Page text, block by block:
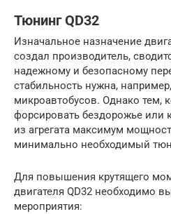
Тюнинг QD32
Изначальное назначение
создал производитель,
надежному и безопасному
стабильность нужна,
микроавтобусов. Однако тем,
форсировать бездорожье или
из агрегата максимум
минимально необходимый
Для повышения крутящего
двигателя QD32 необходимо
мероприятия: